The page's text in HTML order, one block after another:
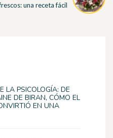
una receta fácil
LA PSICOLOGÍA: DE
DE BIRAN, CÓMO EL
EN UNA